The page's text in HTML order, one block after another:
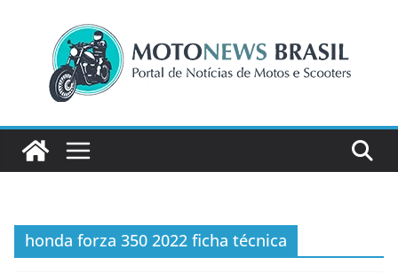
conteúdo
honda forza 350 2022 ficha técnica